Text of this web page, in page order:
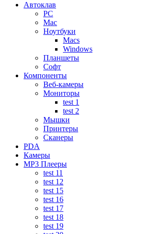
Автоклав
PC
Mac
Ноутбуки
Macs
Windows
Планшеты
Софт
Компоненты
Веб-камеры
Мониторы
test 1
test 2
Мышки
Принтеры
Сканеры
PDA
Камеры
MP3 Плееры
test 11
test 12
test 15
test 16
test 17
test 18
test 19